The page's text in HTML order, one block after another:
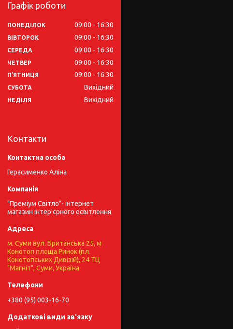
Графік роботи
ПОНЕДІЛОК 09:00 16:30
ВІВТОРОК 09:00 16:30
СЕРЕДА 09:00 16:30
ЧЕТВЕР 09:00 16:30
ПʼЯТНИЦЯ 09:00 16:30
СУБОТА Вихідний
НЕДІЛЯ Вихідний
Контакти
Герасименко Аліна
"Преміум Світло"- інтернет
магазин інтер'єрного освітлення
м. Суми вул. Британська 25, м
Конотоп площа Ринок (пл.
Конотопських Дивізій), 24 ТЦ
"Магніт", Суми, Україна
+380 (95) 003-16-70